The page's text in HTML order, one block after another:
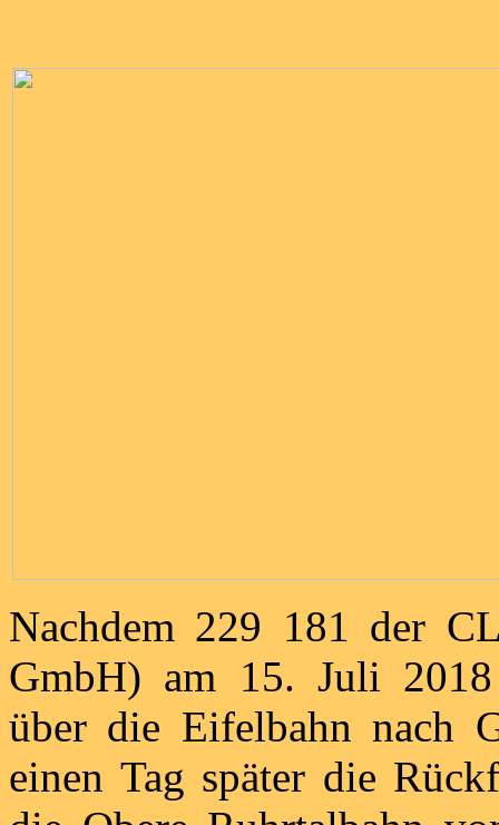
Nachdem 229 181 der
GmbH) am 15. Juli
über die Eifelbahn nach
einen Tag später die